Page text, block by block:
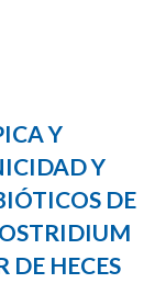
Y
Y
DE
DE HECES